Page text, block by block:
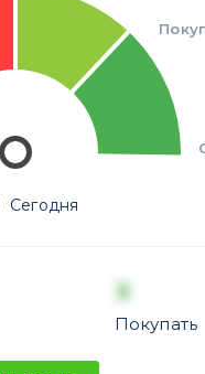
Сегодня
X
Покупать